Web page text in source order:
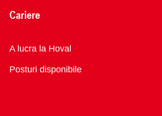
Cariere
Vedere
A lucra la Hoval
Posturi disponibile